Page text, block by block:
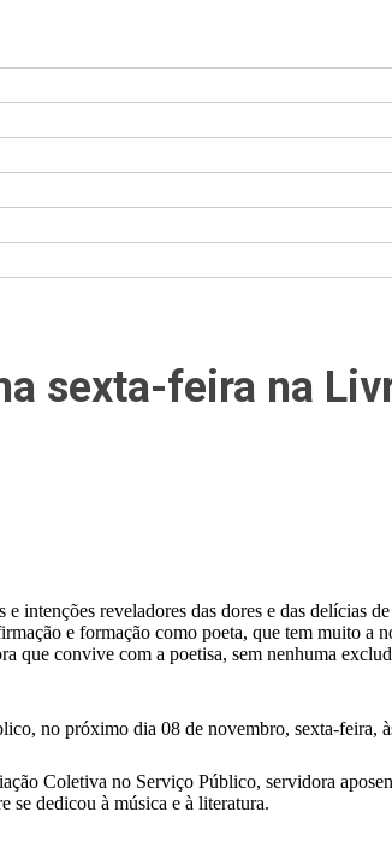
sexta-feira na
intenções reveladores das dores e das delícias
e formação como poeta, que tem muito a
que convive com a poetisa, sem nenhuma
no próximo dia 08 de novembro, sexta-feira,
Coletiva no Serviço Público, servidora
se dedicou à música e à literatura.